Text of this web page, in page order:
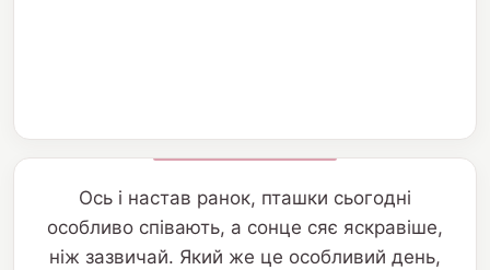
Ось і настав ранок, пташки сьогодні
особливо співають, а сонце сяє яскравіше,
ніж зазвичай. Який же це особливий день,